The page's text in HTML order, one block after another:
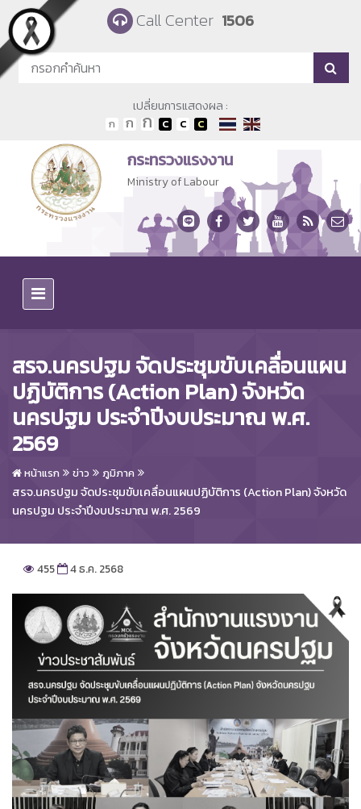
Skip to main content Call Center 1506
เปลี่ยนการแสดงผล :
กระทรวงแรงงาน
Ministry of Labour
สรจ.นครปฐม จัดประชุมขับเคลื่อนแผน
ปฏิบัติการ (Action Plan) จังหวัด
นครปฐม ประจำปีงบประมาณ พ.ศ.
2569
หน้าแรก ข่าว ภูมิภาค
สรจ.นครปฐม จัดประชุมขับเคลื่อนแผนปฏิบัติการ (Action Plan) จังหวัด
นครปฐม ประจำปีงบประมาณ พ.ศ. 2569
455 4 ธ.ค. 2568